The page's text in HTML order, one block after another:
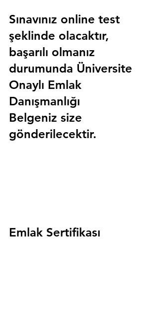
Sınavınız online test
şeklinde olacaktır,
başarılı olmanız
durumunda Üniversite
Onaylı Emlak
Danışmanlığı
Belgeniz size
gönderilecektir.
Emlak Sertifikası